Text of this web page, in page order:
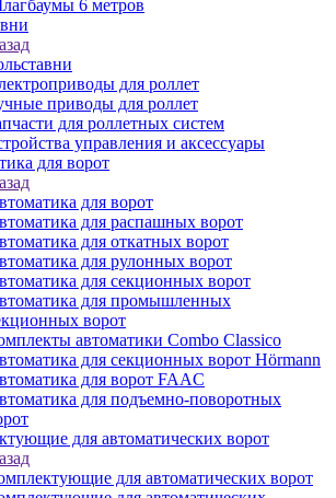
6 метров
для роллет
приводы для роллет
для роллетных систем
управления и аксессуары
для ворот
для ворот
для распашных ворот
для откатных ворот
для рулонных ворот
для секционных ворот
для промышленных
ворот
автоматики Combo Classico
для секционных ворот Hörmann
для ворот FAAC
для подъемно-поворотных
для автоматических ворот
для автоматических ворот